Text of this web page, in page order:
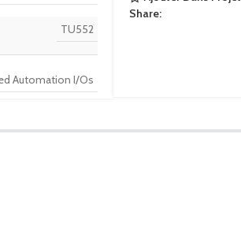
TU552
Automation I/Os
27-24-22-92
Share: